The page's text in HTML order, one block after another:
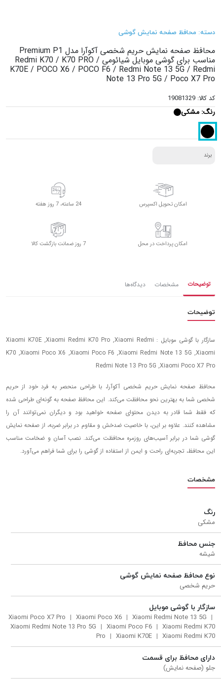
دسته: محافظ صفحه نمایش گوشی
محافظ صفحه نمایش حریم شخصی آکوآرا مدل Premium P1
مناسب برای گوشی موبایل شیائومی Redmi K70 / K70 PRO /
K70E / POCO X6 / POCO F6 / Redmi Note 13 5G / Redmi
Note 13 Pro 5G / Poco X7 Pro
کد کالا: 19081329
رنگ: مشکی
برند
امکان تحویل اکسپرس 24 ساعته، 7 روز هفته
امکان پرداخت در محل 7 روز ضمانت بازگشت کالا
توضیحات مشخصات دیدگاه‌ها
توضیحات
سازگار با گوشی موبایل : Xiaomi K70E ,Xiaomi Redmi K70 Pro ,Xiaomi Redmi
K70 ,Xiaomi Poco X6 ,Xiaomi Poco F6 ,Xiaomi Redmi Note 13 5G ,Xiaomi
Redmi Note 13 Pro 5G ,Xiaomi Poco X7 Pro
محافظ صفحه نمایش حریم شخصی آکوآرا، با طراحی منحصر به فرد خود از حریم
شخصی شما به بهترین نحو محافظت می‌کند. این محافظ صفحه به گونه‌ای طراحی شده
که فقط شما قادر به دیدن محتوای صفحه خواهید بود و دیگران نمی‌توانند آن را
مشاهده کنند. علاوه بر این، با خاصیت ضدخش و مقاوم در برابر ضربه، از صفحه نمایش
گوشی شما در برابر آسیب‌های روزمره محافظت می‌کند. نصب آسان و ضخامت مناسب
این محافظ، تجربه‌ای راحت و ایمن از استفاده از گوشی را برای شما فراهم می‌آورد.
مشخصات
رنگ
مشکی
جنس محافظ
شیشه
نوع محافظ صفحه نمایش گوشی
حریم شخصی
سازگار با گوشی موبایل
Xiaomi Poco X7 Pro Xiaomi Poco X6
Xiaomi Redmi Note 13 5G
Xiaomi Redmi Note 13 Pro 5G
Xiaomi Poco F6
Xiaomi Redmi K70
Pro
Xiaomi K70E Xiaomi Redmi K70
دارای محافظ برای قسمت
جلو (صفحه نمایش)